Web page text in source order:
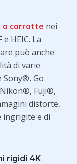
o corrotte nei
e HEIC. La
può anche
di varie
Sony®, Go
Fuji®,
distorte,
ingrigite e di
rigidi 4K